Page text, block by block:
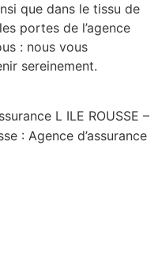
que dans le tissu de
portes de l’agence
: nous vous
sereinement.
L ILE ROUSSE –
: Agence d’assurance